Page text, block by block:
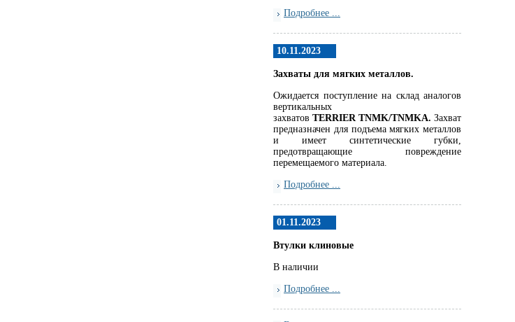
Подробнее ...
10.11.2023
Захваты для мягких металлов.
Ожидается поступление на склад аналогов
вертикальных
захватов TERRIERTNMK/TNMKA. Захват
предназначен для подъема мягких металлов
и имеет синтетические губки,
предотвращающие повреждение
перемещаемого материала.
Подробнее ...
01.11.2023
Втулки клиновые
В наличии
Подробнее ...